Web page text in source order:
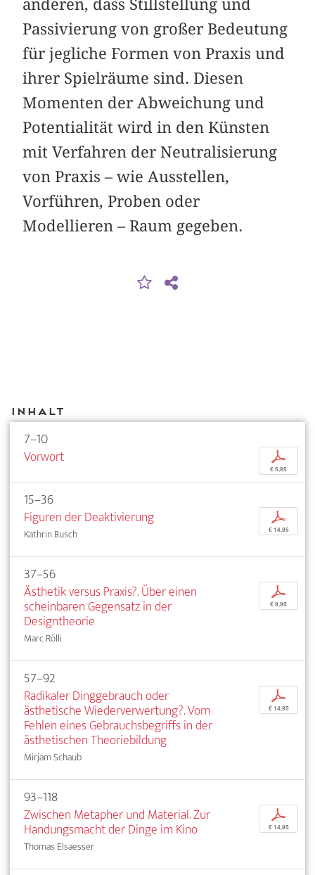
anderen, dass Stillstellung und
Passivierung von großer Bedeutung
für jegliche Formen von Praxis und
ihrer Spielräume sind. Diesen
Momenten der Abweichung und
Potentialität wird in den Künsten
mit Verfahren der Neutralisierung
von Praxis – wie Ausstellen,
Vorführen, Proben oder
Modellieren – Raum gegeben.
Inhalt
7–10
Vorwort
p
€ 5,95
15–36
Figuren der Deaktivierung
Kathrin Busch
p
€ 14,95
37–56
Ästhetik versus Praxis?. Über einen
scheinbaren Gegensatz in der
Designtheorie
Marc Rölli
p
€ 9,95
57–92
Radikaler Dinggebrauch oder
ästhetische Wiederverwertung?. Vom
Fehlen eines Gebrauchsbegriffs in der
ästhetischen Theoriebildung
Mirjam Schaub
p
€ 14,95
93–118
Zwischen Metapher und Material. Zur
Handungsmacht der Dinge im Kino
Thomas Elsaesser
p
€ 14,95